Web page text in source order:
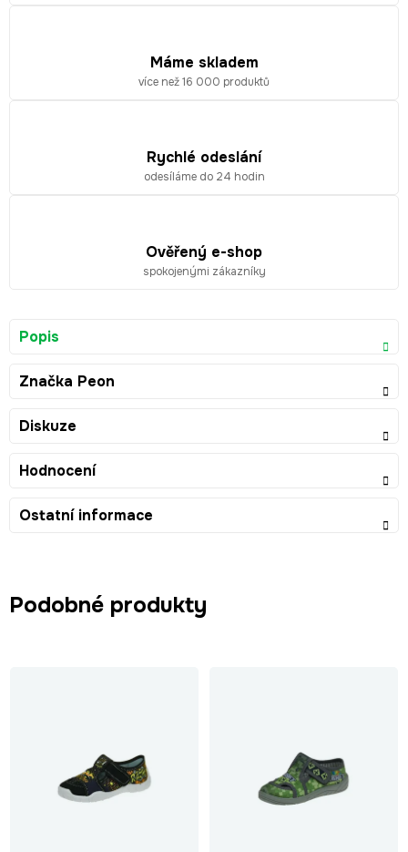
Máme skladem
více než 16 000 produktů
Rychlé odeslání
odesíláme do 24 hodin
Ověřený e-shop
spokojenými zákazníky
Popis
Značka Peon
Diskuze
Hodnocení
Ostatní informace
Podobné produkty